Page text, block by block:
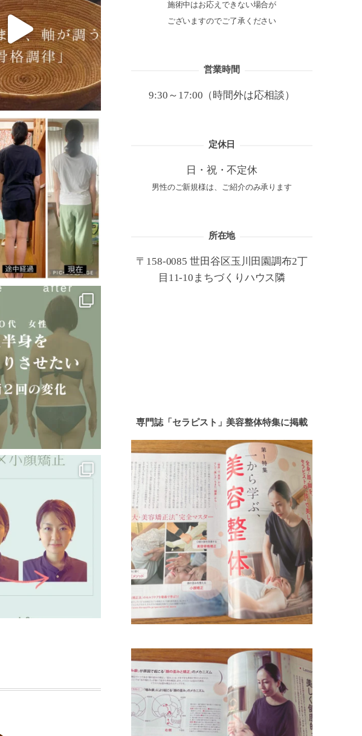
施術中はお応えできない場合が
ございますのでご了承ください
営業時間
9:30～17:00（時間外は応相談）
定休日
日・祝・不定休
男性のご新規様は、ご紹介のみ承ります
所在地
〒158-0085 世田谷区玉川田園調布2丁
目11-10まちづくりハウス隣
専門誌「セラピスト」美容整体特集に掲載